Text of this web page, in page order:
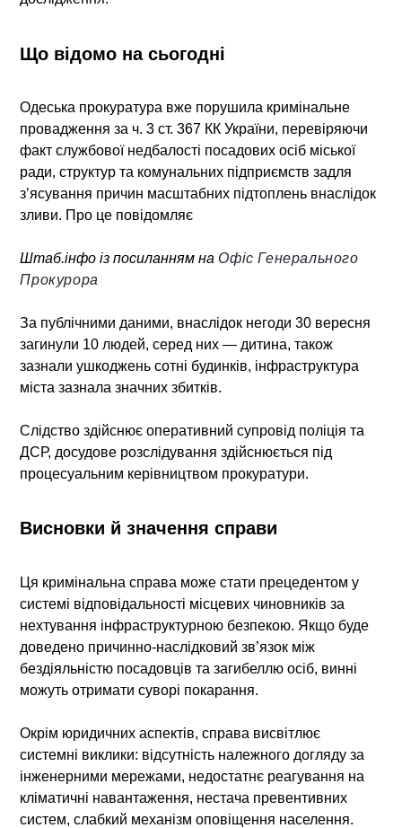
Що відомо на сьогодні
Одеська прокуратура вже порушила кримінальне
провадження за ч. 3 ст. 367 КК України, перевіряючи
факт службової недбалості посадових осіб міської
ради, структур та комунальних підприємств задля
з’ясування причин масштабних підтоплень внаслідок
зливи. Про це повідомляє
Штаб.інфо із посиланням на Офіс Генерального
Прокурора
За публічними даними, внаслідок негоди 30 вересня
загинули 10 людей, серед них — дитина, також
зазнали ушкоджень сотні будинків, інфраструктура
міста зазнала значних збитків.
Слідство здійснює оперативний супровід поліція та
ДСР, досудове розслідування здійснюється під
процесуальним керівництвом прокуратури.
Висновки й значення справи
Ця кримінальна справа може стати прецедентом у
системі відповідальності місцевих чиновників за
нехтування інфраструктурною безпекою. Якщо буде
доведено причинно-наслідковий зв’язок між
бездіяльністю посадовців та загибеллю осіб, винні
можуть отримати суворі покарання.
Окрім юридичних аспектів, справа висвітлює
системні виклики: відсутність належного догляду за
інженерними мережами, недостатнє реагування на
кліматичні навантаження, нестача превентивних
систем, слабкий механізм оповіщення населення.